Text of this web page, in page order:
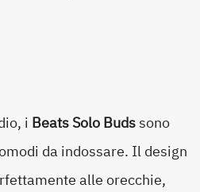
i Beats Solo Budssono
da indossare. Il design
alle orecchie,